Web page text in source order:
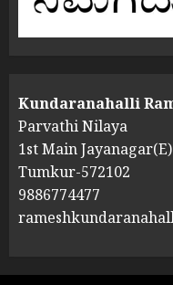
Kundaranahalli
Parvathi Nilaya
1st Main Jayanagar(E)
Tumkur-572102
9886774477